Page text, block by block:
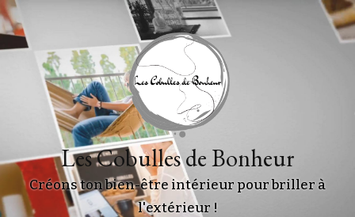
Les Cobulles de Bonheur
Créons ton bien-être intérieur pour briller à
l'extérieur !